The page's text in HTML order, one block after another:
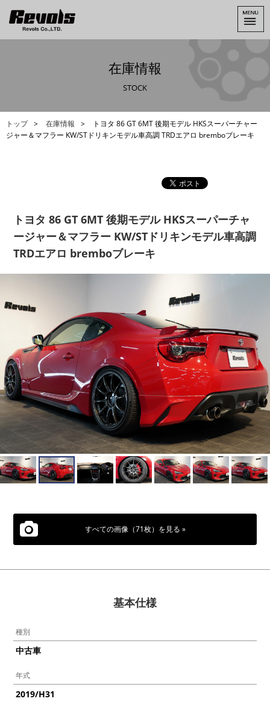
在庫情報
STOCK
トップ 在庫情報
トヨタ 86 GT 6MT 後期モデル HKSスーパーチャー
ジャー＆マフラー KW/STドリキンモデル車高調 TRDエアロ bremboブレーキ
トヨタ 86 GT 6MT 後期モデル HKSスーパーチャ
ージャー＆マフラー KW/STドリキンモデル車高調
TRDエアロ bremboブレーキ
すべての画像（71枚）を見る »
基本仕様
種別
中古車
年式
2019/H31